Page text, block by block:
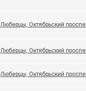
Люберцы, Октябрьский
Люберцы, Октябрьский
Люберцы, Октябрьский